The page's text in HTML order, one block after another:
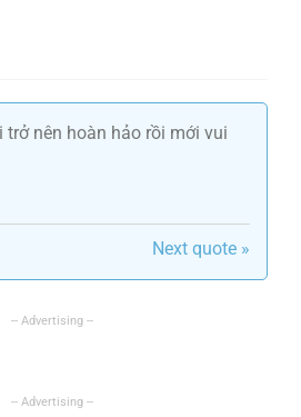
nên hoàn hảo rồi mới vui
Next quote »